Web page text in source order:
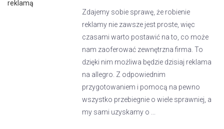
Zdajemy sobie sprawę, że robienie
reklamy nie zawsze jest proste, więc
czasami warto postawić na to, co może
nam zaoferować zewnętrzna firma. To
dzięki nim możliwa będzie dzisiaj reklama
na allegro. Z odpowiednim
przygotowaniem i pomocą na pewno
wszystko przebiegnie o wiele sprawniej, a
my sami uzyskamy o ...